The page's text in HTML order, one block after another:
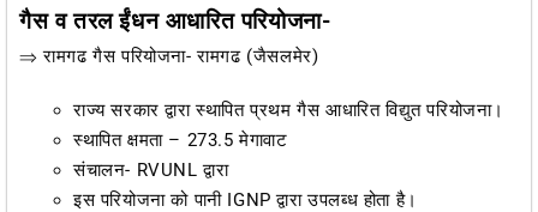
गैस व तरल ईंधन आधारित परियोजना-
⇒ रामगढ गैस परियोजना- रामगढ (जैसलमेर)
राज्य सरकार द्वारा स्थापित प्रथम गैस आधारित विद्युत परियोजना।
स्थापित क्षमता – 273.5 मेगावाट
संचालन- RVUNL द्वारा
इस परियोजना को पानी IGNP द्वारा उपलब्ध होता है।